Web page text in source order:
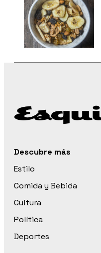
Descubre más
Estilo
Comida y Bebida
Cultura
Política
Deportes